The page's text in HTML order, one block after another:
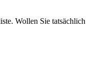
Wollen Sie tatsächlich